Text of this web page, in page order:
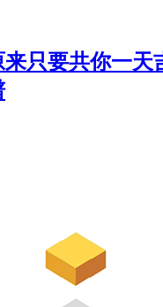
只要共你一天